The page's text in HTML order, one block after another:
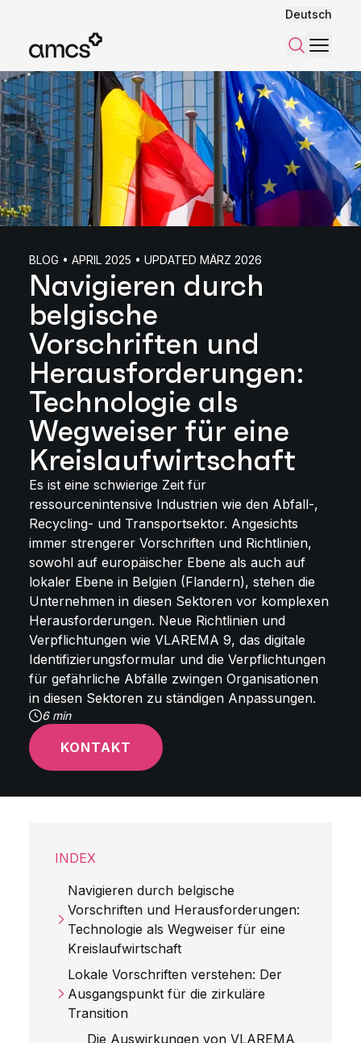
Deutsch
Suchen
Menü
BLOG • APRIL 2025 • UPDATED MÄRZ 2026
Navigieren durch
belgische
Vorschriften und
Herausforderungen:
Technologie als
Wegweiser für eine
Kreislaufwirtschaft
Es ist eine schwierige Zeit für
ressourcenintensive Industrien wie den Abfall-,
Recycling- und Transportsektor. Angesichts
immer strengerer Vorschriften und Richtlinien,
sowohl auf europäischer Ebene als auch auf
lokaler Ebene in Belgien (Flandern), stehen die
Unternehmen in diesen Sektoren vor komplexen
Herausforderungen. Neue Richtlinien und
Verpflichtungen wie VLAREMA 9, das digitale
Identifizierungsformular und die Verpflichtungen
für gefährliche Abfälle zwingen Organisationen
in diesen Sektoren zu ständigen Anpassungen.
6 min
KONTAKT
INDEX
Navigieren durch belgische
Vorschriften und Herausforderungen:
Technologie als Wegweiser für eine
Kreislaufwirtschaft
Lokale Vorschriften verstehen: Der
Ausgangspunkt für die zirkuläre
Transition
Die Auswirkungen von VLAREMA